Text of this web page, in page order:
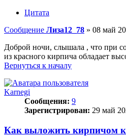
Цитата
Сообщение Лиза12_78 » 08 май
Доброй ночи, слышала , что при
из красного кирпича обладает
Вернуться к началу
Karnegi
Сообщения: 9
Зарегистрирован: 29 май
Как выложить кирпичом